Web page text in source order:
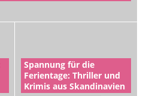
Spannung für die
Ferientage: Thriller und
Krimis aus Skandinavien